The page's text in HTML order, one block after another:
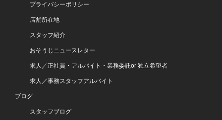
プライバシーポリシー
店舗所在地
スタッフ紹介
おそうじニュースレター
求人／正社員・アルバイト・業務委託or 独立希望者
求人／事務スタッフアルバイト
ブログ
スタッフブログ